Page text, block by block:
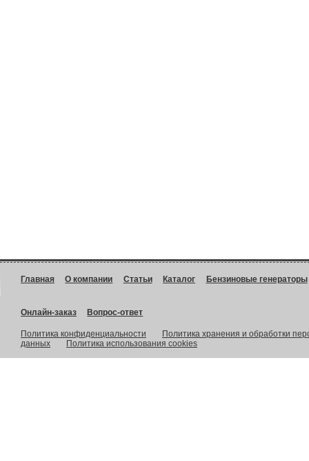
Главная О компании Статьи Каталог Бензиновые генераторы
Онлайн-заказ Вопрос-ответ
Политика конфиденциальности
Политика хранения и обработки
данных
Политика использования cookies